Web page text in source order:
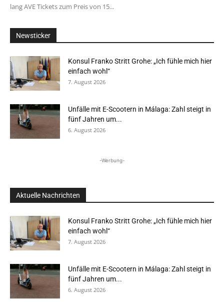
lang AVE Tickets zum Preis von 15...
Newsticker
Konsul Franko Stritt Grohe: „Ich fühle mich hier
einfach wohl“
7. August 2026
Unfälle mit E-Scootern in Málaga: Zahl steigt in
fünf Jahren um...
6. August 2026
-Werbung-
Aktuelle Nachrichten
Konsul Franko Stritt Grohe: „Ich fühle mich hier
einfach wohl“
7. August 2026
Unfälle mit E-Scootern in Málaga: Zahl steigt in
fünf Jahren um...
6. August 2026